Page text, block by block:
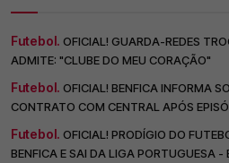
Futebol. OFICIAL! GUARDA-REDES
ADMITE: "CLUBE DO MEU CORAÇÃO"
Futebol. OFICIAL! BENFICA INFORMA
CONTRATO COM CENTRAL APÓS
Futebol. OFICIAL! PRODÍGIO DO
BENFICA E SAI DA LIGA PORTUGUESA -